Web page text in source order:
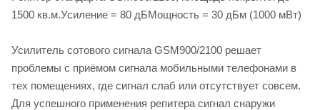
1500 кв.м.Усиление = 80 дБМощность = 30 дБм (1000 мВт)
Усилитель сотового сигнала GSM900/2100 решает
проблемы с приёмом сигнала мобильными телефонами в
тех помещениях, где сигнал слаб или отсутствует совсем.
Для успешного применения репитера сигнал снаружи